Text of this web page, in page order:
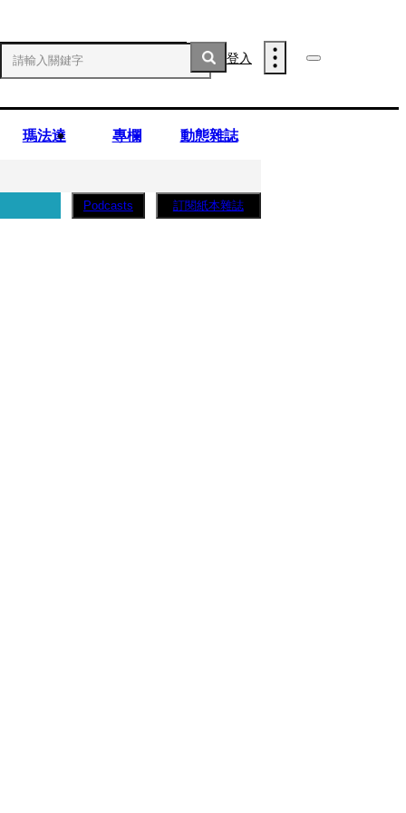
登入
瑪法達 專欄 動態雜誌
Podcasts 訂閱紙本雜誌